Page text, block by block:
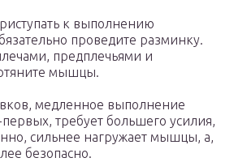
к выполнению
проведите разминку.
предплечьями и
мышцы.
медленное выполнение
требует большего усилия,
сильнее нагружает мышцы, а,
безопасно.